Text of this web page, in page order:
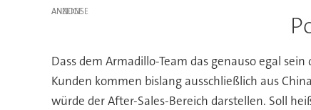
ANZEIGE
Dass dem Armadillo-Team das genauso egal
Kunden kommen bislang ausschließlich aus
würde der After-Sales-Bereich darstellen. Soll